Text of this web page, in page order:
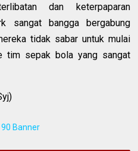
dan keterpaparan
sangat bangga bergabung
tidak sabar untuk mulai
tim sepak bola yang sangat